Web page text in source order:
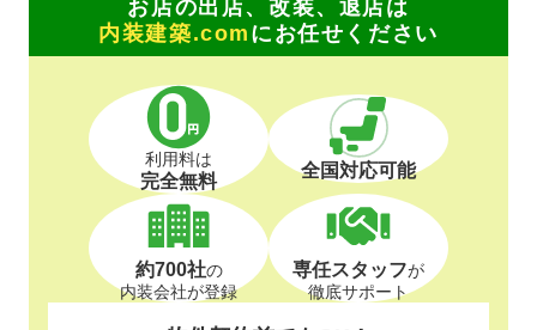
お店の出店、改装、退店は
内装建築.com にお任せください
利用料は
完全無料 全国対応可能
約700社の
内装会社が登録
専任スタッフが
徹底サポート